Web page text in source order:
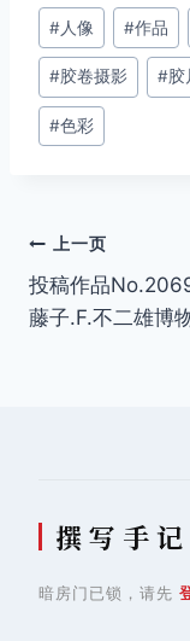
文
章
标
签：
#人像 #作品
#胶卷摄影 #胶
#色彩
文
章
上一页
投稿作品
藤子.F.不二雄博
撰 写 手 记
暗房门已锁，请先